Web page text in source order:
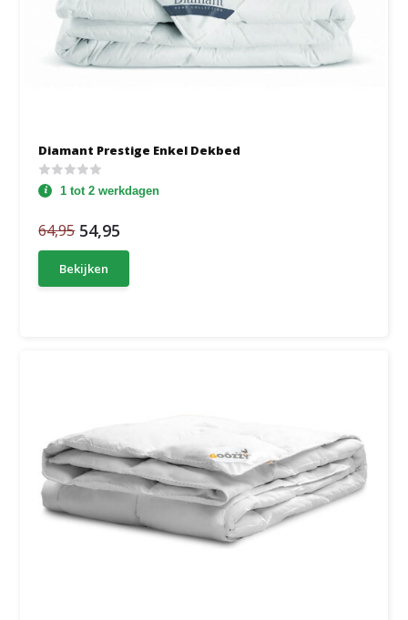
Diamant Prestige Enkel Dekbed
1 tot 2 werkdagen
64,95 54,95
Bekijken